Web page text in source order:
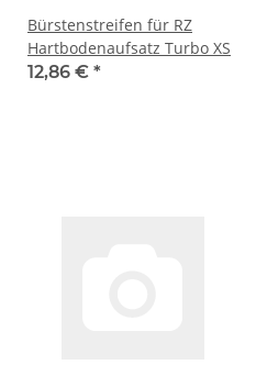
Bürstenstreifen für RZ
Hartbodenaufsatz Turbo XS
12,86 € *